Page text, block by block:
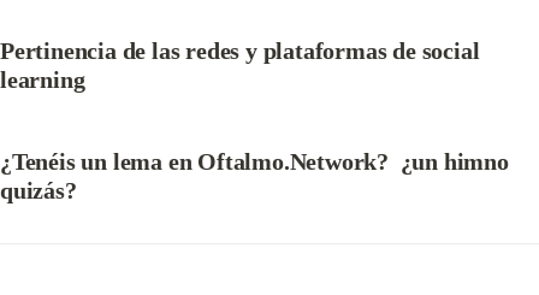
Pertinencia de las redes y plataformas de social
learning
¿Tenéis un lema en Oftalmo.Network?  ¿un himno
quizás?